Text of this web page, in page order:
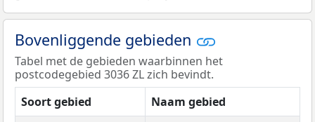
Bovenliggende gebieden
Tabel met de gebieden waarbinnen het
postcodegebied 3036 ZL zich bevindt.
Soort gebied
Naam gebied